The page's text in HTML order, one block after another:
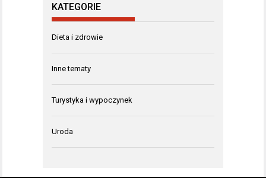
KATEGORIE
Dieta i zdrowie
Inne tematy
Turystyka i wypoczynek
Uroda